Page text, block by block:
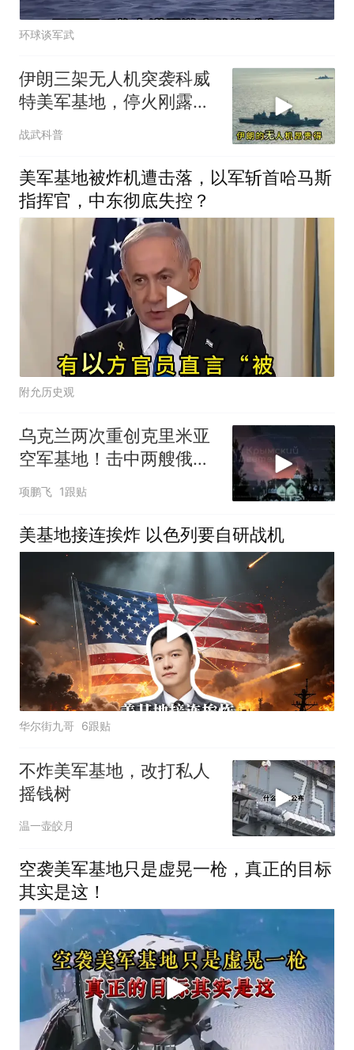
环球谈军武
伊朗三架无人机突袭科威
特美军基地，停火刚露头
就被掐了回去，这招边打
战武科普
美军基地被炸机遭击落，以军斩首哈马斯
指挥官，中东彻底失控？
附允历史观
乌克兰两次重创克里米亚
空军基地！击中两艘俄罗
斯军船
项鹏飞 1跟贴
美基地接连挨炸 以色列要自研战机
华尔街九哥 6跟贴
不炸美军基地，改打私人
摇钱树
温一壶皎月
空袭美军基地只是虚晃一枪，真正的目标
其实是这！